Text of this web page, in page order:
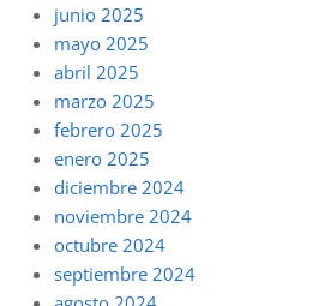
junio 2025
mayo 2025
abril 2025
marzo 2025
febrero 2025
enero 2025
diciembre 2024
noviembre 2024
octubre 2024
septiembre 2024